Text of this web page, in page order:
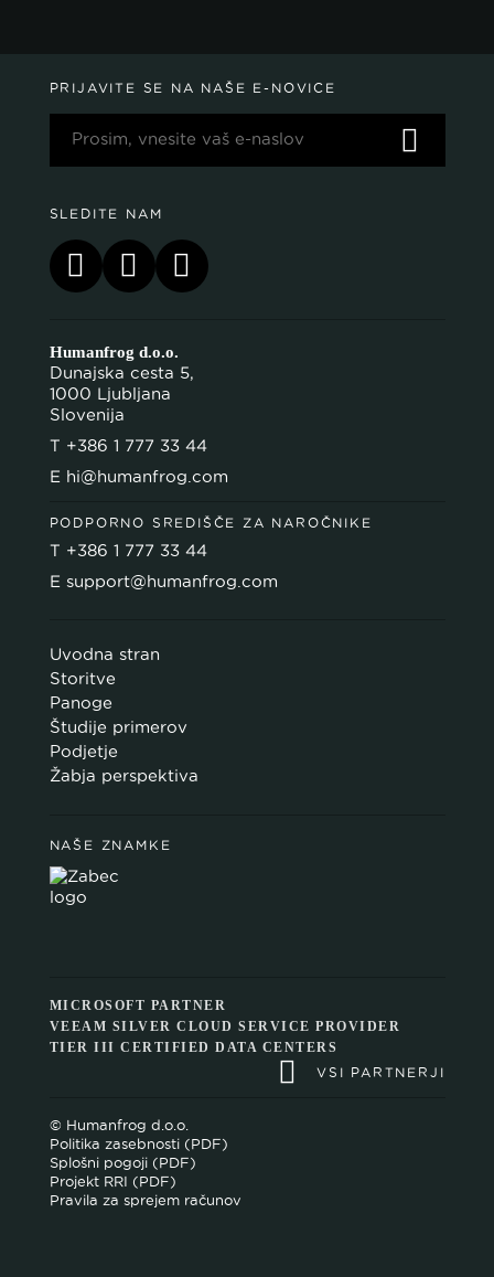
PRIJAVITE SE NA NAŠE E-NOVICE
SLEDITE NAM
Humanfrog d.o.o.
Dunajska cesta 5,
1000 Ljubljana
Slovenija
T +386 1 777 33 44
E hi@humanfrog.com
PODPORNO SREDIŠČE ZA NAROČNIKE
T +386 1 777 33 44
E support@humanfrog.com
Uvodna stran
Storitve
Panoge
Študije primerov
Podjetje
Žabja perspektiva
NAŠE ZNAMKE
MICROSOFT PARTNER
VEEAM SILVER CLOUD SERVICE PROVIDER
TIER III CERTIFIED DATA CENTERS
VSI PARTNERJI
© Humanfrog d.o.o.
Politika zasebnosti (PDF)
Splošni pogoji (PDF)
Projekt RRI (PDF)
Pravila za sprejem računov